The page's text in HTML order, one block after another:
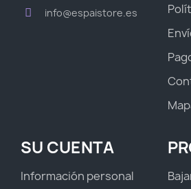
info@espaistore.es
SU CUENTA
Información personal